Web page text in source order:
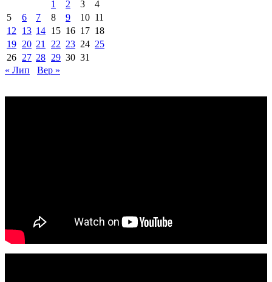
1
2 3
4
5
6 7 8 9 10 11
12
13 14 15 16 17 18
19 20 21 22 23 24 25
26 27 28 29 30 31
« Лип
Вер »